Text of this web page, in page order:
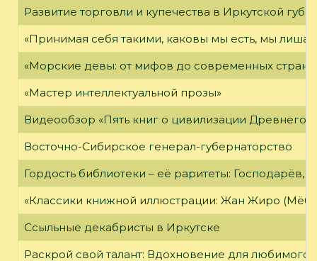
Развитие торговли и купечества в Иркутской
«Принимая себя такими, каковы мы есть, мы
«Морские девы: от мифов до современных
«Мастер интеллектуальной прозы»
Видеообзор «Пять книг о цивилизации Древнего
Восточно-Сибирское генерал-губернаторство
Гордость библиотеки – её раритеты:
«Классики книжной иллюстрации: Жан Жиро
Ссыльные декабристы в Иркутске
Раскрой свой талант: Вдохновение для любимого